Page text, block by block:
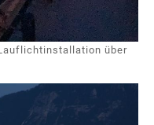
über